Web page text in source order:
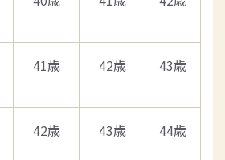
41歳 42歳 43歳
42歳 43歳 44歳